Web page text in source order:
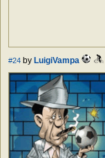
#24 by LuigiVampa